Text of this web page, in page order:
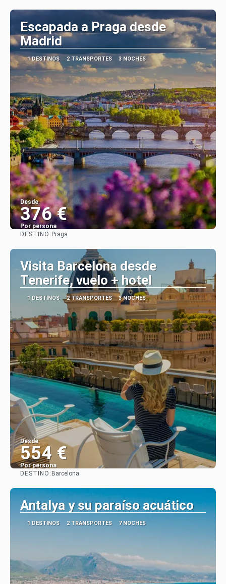
Escapada a Praga desde
Madrid
1 DESTINOS 2 TRANSPORTES 3 NOCHES
Desde
376 €
Por persona
DESTINO: Praga
Visita Barcelona desde
Tenerife, vuelo + hotel
1 DESTINOS 2 TRANSPORTES 3 NOCHES
Desde
554 €
Por persona
DESTINO: Barcelona
Antalya y su paraíso acuático
1 DESTINOS 2 TRANSPORTES 7 NOCHES